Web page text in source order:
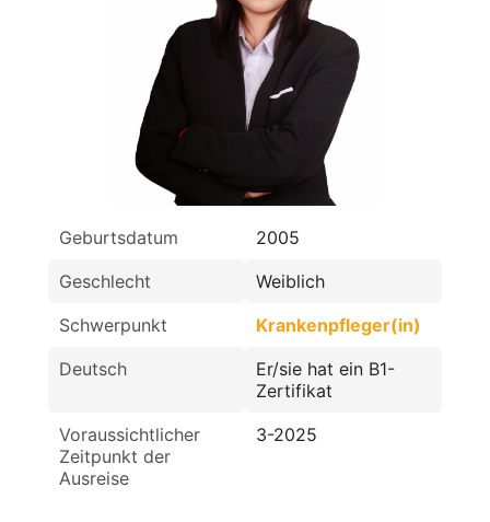
Geburtsdatum
2005
Geschlecht
Weiblich
Schwerpunkt
Krankenpfleger(in)
Deutsch
Er/sie hat ein B1-
Zertifikat
Voraussichtlicher
Zeitpunkt der
Ausreise
3-2025